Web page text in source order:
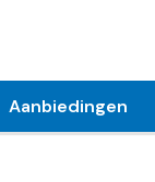
Aanbiedingen